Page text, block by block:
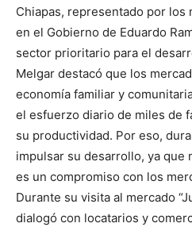
Chiapas, representado por los
en el Gobierno de Eduardo
sector prioritario para el
Melgar destacó que los
economía familiar y
el esfuerzo diario de miles de
su productividad. Por eso,
impulsar su desarrollo, ya que
es un compromiso con los
Durante su visita al mercado
dialogó con locatarios y